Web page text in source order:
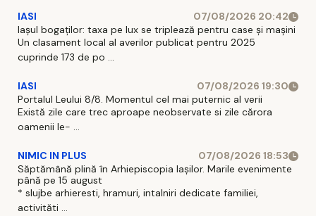
IASI
07/08/2026 20:42
Iașul bogaților: taxa pe lux se triplează pentru case și mașini
Un clasament local al averilor publicat pentru 2025
cuprinde 173 de po ...
IASI
07/08/2026 19:30
Portalul Leului 8/8. Momentul cel mai puternic al verii
Există zile care trec aproape neobservate si zile cărora
oamenii le- ...
NIMIC IN PLUS
07/08/2026 18:53
Săptămână plină în Arhiepiscopia Iașilor. Marile evenimente
până pe 15 august
* slujbe arhieresti, hramuri, intalniri dedicate familiei,
activităti ...